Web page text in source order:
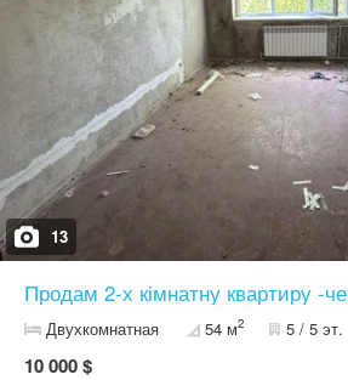
13
Продам 2-х кімнатну квартиру -
Двухкомнатная 54 м2 5 / 5 эт.
10 000 $